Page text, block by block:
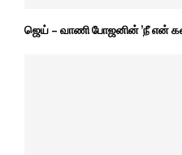
ஜெய் – வாணி போஜனின் ’நீ என்